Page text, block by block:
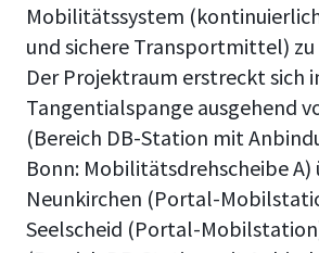
Mobilitätssystem
und sichere Transportmittel)
Der Projektraum erstreckt sich
Tangentialspange ausgehend
(Bereich DB-Station mit
Bonn: Mobilitätsdrehscheibe A)
Neunkirchen (Portal-
Seelscheid (Portal-